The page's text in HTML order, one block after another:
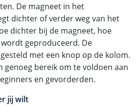
De magneet in het
dichter of verder weg van het
dichter bij de magneet, hoe
geproduceerd. De
met een knop op de kolom.
genoeg bereik om te voldoen aan
en gevorderden.
jij wilt